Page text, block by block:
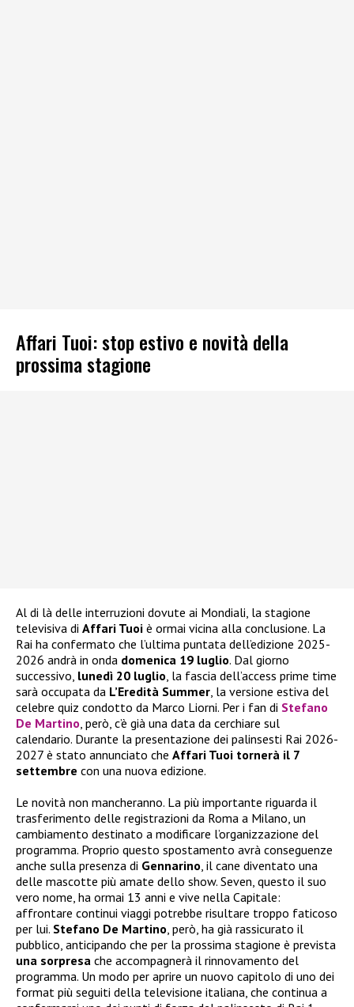
Affari Tuoi: stop estivo e novità della
prossima stagione
Al di là delle interruzioni dovute ai Mondiali, la stagione
televisiva di Affari Tuoi è ormai vicina alla conclusione. La
Rai ha confermato che l’ultima puntata dell’edizione 2025-
2026 andrà in onda domenica 19 luglio. Dal giorno
successivo, lunedì 20 luglio , la fascia dell’access prime time
sarà occupata da L’Eredità Summer , la versione estiva del
celebre quiz condotto da Marco Liorni. Per i fan di Stefano
De Martino , però, c’è già una data da cerchiare sul
calendario. Durante la presentazione dei palinsesti Rai 2026-
2027 è stato annunciato che Affari Tuoi tornerà il 7
settembre con una nuova edizione.
Le novità non mancheranno. La più importante riguarda il
trasferimento delle registrazioni da Roma a Milano, un
cambiamento destinato a modificare l’organizzazione del
programma. Proprio questo spostamento avrà conseguenze
anche sulla presenza di Gennarino , il cane diventato una
delle mascotte più amate dello show. Seven, questo il suo
vero nome, ha ormai 13 anni e vive nella Capitale:
affrontare continui viaggi potrebbe risultare troppo faticoso
per lui. Stefano De Martino , però, ha già rassicurato il
pubblico, anticipando che per la prossima stagione è prevista
una sorpresa che accompagnerà il rinnovamento del
programma. Un modo per aprire un nuovo capitolo di uno dei
format più seguiti della televisione italiana, che continua a